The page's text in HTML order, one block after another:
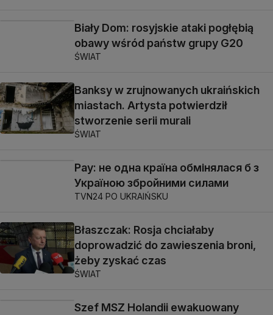
Biały Dom: rosyjskie ataki pogłębią
obawy wśród państw grupy G20
ŚWIAT
Banksy w zrujnowanych ukraińskich
miastach. Artysta potwierdził
stworzenie serii murali
ŚWIAT
Рау: не одна країна обмінялася б з
Україною збройними силами
TVN24 PO UKRAIŃSKU
Błaszczak: Rosja chciałaby
doprowadzić do zawieszenia broni,
żeby zyskać czas
ŚWIAT
Szef MSZ Holandii ewakuowany